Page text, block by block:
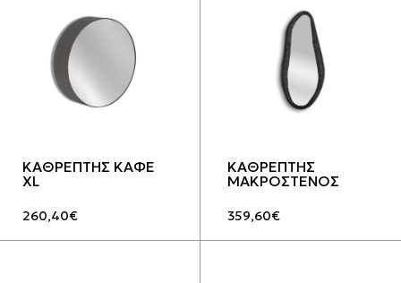
ΚΑΘΡΕΠΤΗΣ ΚΑΦΕ
XL
260,40€
ΚΑΘΡΕΠΤΗΣ
ΜΑΚΡΟΣΤΕΝΟΣ
359,60€